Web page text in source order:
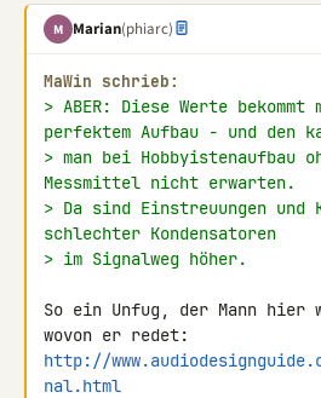
M Marian(phiarc)
MaWin schrieb:
> ABER: Diese Werte bekommt
perfektem Aufbau - und den
> man bei Hobbyistenaufbau
Messmittel nicht erwarten.
> Da sind Einstreuungen
schlechter Kondensatoren
> im Signalweg höher.
So ein Unfug, der Mann hier
http://
nal.html